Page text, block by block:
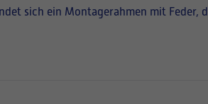
sich ein Montagerahmen mit Feder,